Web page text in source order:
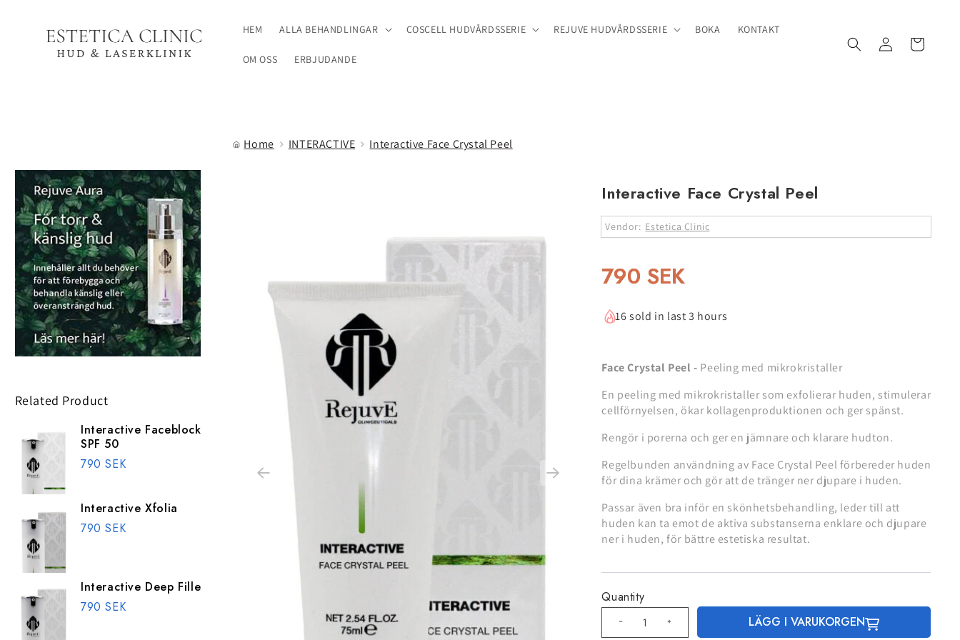
innehåll
HEM ALLA BEHANDLINGAR COSCELL HUDVÅRDSSERIE REJUVE HUDVÅRDSSERIE BOKA KONTAKT
OM OSS ERBJUDANDE
Logga
in
Varukorg
Related Product
Interactive Faceblock
SPF 50
790 SEK
Interactive Xfolia
790 SEK
Interactive Deep Filler
790 SEK
Home INTERACTIVE Interactive Face Crystal Peel
Interactive Face Crystal Peel
Vendor: Estetica Clinic
790 SEK
16 sold in last 3 hours
Face Crystal Peel - Peeling med mikrokristaller
En peeling med mikrokristaller som exfolierar huden, stimulerar
cellförnyelsen, ökar kollagenproduktionen och ger spänst.
Rengör i porerna och ger en jämnare och klarare hudton.
Regelbunden användning av Face Crystal Peel förbereder huden
för dina krämer och gör att de tränger ner djupare i huden.
Passar även bra inför en skönhetsbehandling, leder till att
huden kan ta emot de aktiva substanserna enklare och djupare
ner i huden, för bättre estetiska resultat.
Quantity
LÄGG I VARUKORGEN